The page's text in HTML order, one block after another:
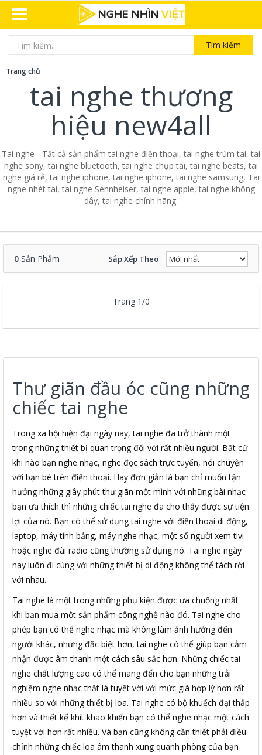
Tìm kiếm
Trang chủ
tai nghe thương
hiệu new4all
Tai nghe - Tất cả sản phẩm tai nghe điện thoại, tai nghe trùm tai, tai
nghe sony, tai nghe bluetooth, tai nghe chụp tai, tai nghe beats, tai
nghe giá rẻ, tai nghe iphone, tai nghe iphone, tai nghe samsung, Tai
nghe nhét tai, tai nghe Sennheiser, tai nghe apple, tai nghe không
dây, tai nghe chính hãng.
0 Sản Phẩm Sắp Xếp Theo
Trang 1/0
Thư giãn đầu óc cũng những
chiếc tai nghe
Trong xã hội hiện đại ngày nay, tai nghe đã trở thành một
trong những thiết bị quan trọng đối với rất nhiều người. Bất cứ
khi nào bạn nghe nhạc, nghe đọc sách trực tuyến, nói chuyện
với bạn bè trên điện thoại. Hay đơn giản là bạn chỉ muốn tận
hưởng những giây phút thư giãn một mình với những bài nhạc
bạn ưa thích thì những chiếc tai nghe đã cho thấy được sự tiện
lợi của nó. Bạn có thể sử dụng tai nghe với điện thoại di động,
laptop, máy tính bảng, máy nghe nhạc, một số người xem tivi
hoặc nghe đài radio cũng thường sử dụng nó. Tai nghe ngày
nay luôn đi cùng với những thiết bị di động không thể tách rời
với nhau.
Tai nghe là một trong những phụ kiện được ưa chuộng nhất
khi bạn mua một sản phẩm công nghệ nào đó. Tai nghe cho
phép bạn có thể nghe nhạc mà không làm ảnh hưởng đến
người khác, nhưng đặc biệt hơn, tai nghe có thể giúp bạn cảm
nhận được âm thanh một cách sâu sắc hơn. Những chiếc tai
nghe chất lượng cao có thể mang đến cho bạn những trải
nghiệm nghe nhạc thật là tuyệt vời với mức giá hợp lý hơn rất
nhiều so với những thiết bị loa. Tai nghe có bộ khuếch đại thấp
hơn và thiết kế khít khao khiến bạn có thể nghe nhạc một cách
tuyệt vời hơn rất nhiều. Và bạn cũng không cần thiết phải điều
chỉnh những chiếc loa âm thanh xung quanh phòng của bạn